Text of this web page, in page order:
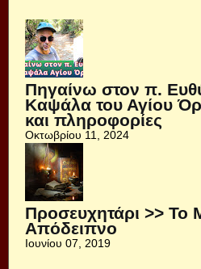
Πηγαίνω στον π.
Καψάλα του Αγίου
και πληροφορίες
Οκτωβρίου 11, 2024
Προσευχητάρι >> Το
Απόδειπνο
Ιουνίου 07, 2019